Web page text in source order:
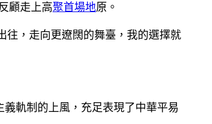
顧走上高聚首場地原。
往，走向更遼闊的舞臺，我的選擇就
軌制的上風，充足表現了中華平易